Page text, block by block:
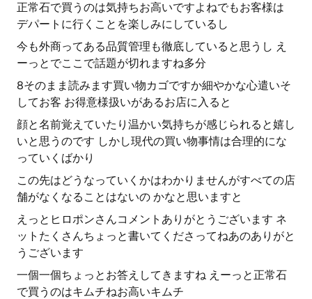
正常石で買うのは気持ちお高いですよねでもお客様は
デパートに行くことを楽しみにしているし
今も外商ってある品質管理も徹底していると思うし え
ーっとでここで話題が切れますね多分
8そのまま読みます買い物カゴですか細やかな心遣いそ
してお客 お得意様扱いがあるお店に入ると
顔と名前覚えていたり温かい気持ちが感じられると嬉し
いと思うのです しかし現代の買い物事情は合理的にな
っていくばかり
この先はどうなっていくかはわかりませんがすべての店
舗がなくなることはないの かなと思いますと
えっとヒロポンさんコメントありがとうございます ネ
ットたくさんちょっと書いてくださってねあのありがと
うございます
一個一個ちょっとお答えしてきますね えーっと正常石
で買うのはキムチねお高いキムチ